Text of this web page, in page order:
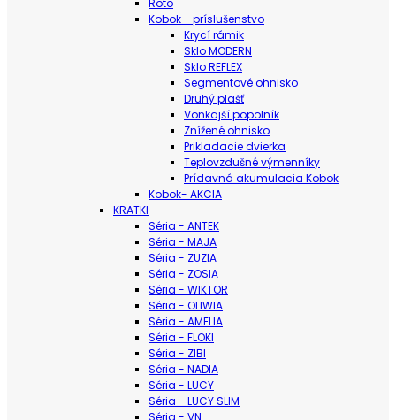
Roto
Kobok - príslušenstvo
Krycí rámik
Sklo MODERN
Sklo REFLEX
Segmentové ohnisko
Druhý plašť
Vonkajší popolník
Znížené ohnisko
Prikladacie dvierka
Teplovzdušné výmenníky
Prídavná akumulacia Kobok
Kobok- AKCIA
KRATKI
Séria - ANTEK
Séria - MAJA
Séria - ZUZIA
Séria - ZOSIA
Séria - WIKTOR
Séria - OLIWIA
Séria - AMELIA
Séria - FLOKI
Séria - ZIBI
Séria - NADIA
Séria - LUCY
Séria - LUCY SLIM